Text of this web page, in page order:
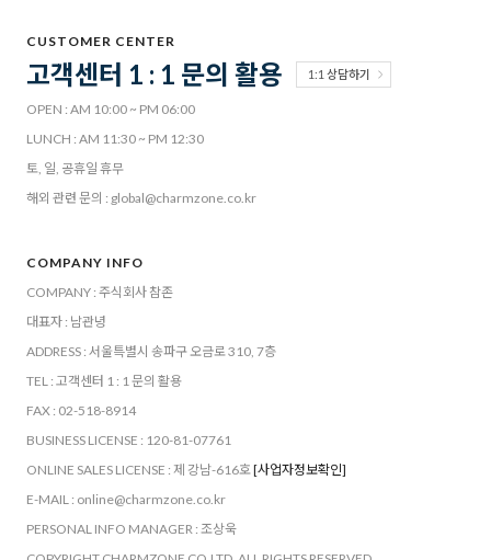
CUSTOMER CENTER
고객센터 1 : 1 문의 활용 1:1 상담하기
OPEN : AM 10:00 ~ PM 06:00
LUNCH : AM 11:30 ~ PM 12:30
토, 일, 공휴일 휴무
해외 관련 문의 : global@charmzone.co.kr
COMPANY INFO
COMPANY : 주식회사 참존
대표자 : 남관녕
ADDRESS : 서울특별시 송파구 오금로 310, 7층
TEL : 고객센터 1 : 1 문의 활용
FAX : 02-518-8914
BUSINESS LICENSE : 120-81-07761
ONLINE SALES LICENSE : 제 강남-616호[사업자정보확인]
E-MAIL : online@charmzone.co.kr
PERSONAL INFO MANAGER : 조상욱